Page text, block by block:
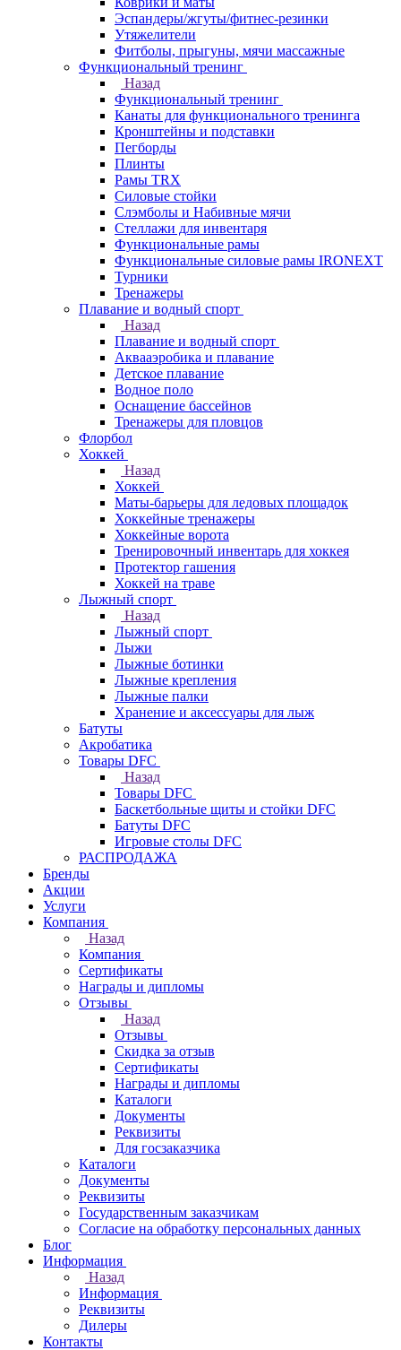
Эспандеры/жгуты/фитнес-резинки
Утяжелители
Фитболы, прыгуны, мячи массажные
Функциональный тренинг
Назад
Функциональный тренинг
Канаты для функционального тренинга
Кронштейны и подставки
Пегборды
Плинты
Рамы TRX
Силовые стойки
Слэмболы и Набивные мячи
Стеллажи для инвентаря
Функциональные рамы
Функциональные силовые рамы IRONEXT
Турники
Тренажеры
Плавание и водный спорт
Назад
Плавание и водный спорт
Аквааэробика и плавание
Детское плавание
Водное поло
Оснащение бассейнов
Тренажеры для пловцов
Флорбол
Хоккей
Назад
Хоккей
Маты-барьеры для ледовых площадок
Хоккейные тренажеры
Хоккейные ворота
Тренировочный инвентарь для хоккея
Протектор гашения
Хоккей на траве
Лыжный спорт
Назад
Лыжный спорт
Лыжи
Лыжные ботинки
Лыжные крепления
Лыжные палки
Хранение и аксессуары для лыж
Батуты
Акробатика
Товары DFC
Назад
Товары DFC
Баскетбольные щиты и стойки DFC
Батуты DFC
Игровые столы DFC
РАСПРОДАЖА
Бренды
Акции
Услуги
Компания
Назад
Компания
Сертификаты
Награды и дипломы
Отзывы
Назад
Отзывы
Скидка за отзыв
Сертификаты
Награды и дипломы
Каталоги
Документы
Реквизиты
Для госзаказчика
Каталоги
Документы
Реквизиты
Государственным заказчикам
Согласие на обработку персональных данных
Блог
Информация
Назад
Информация
Реквизиты
Дилеры
Контакты